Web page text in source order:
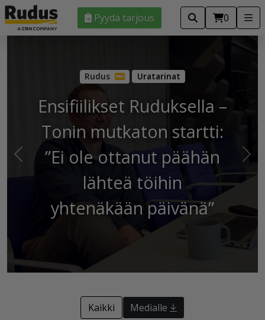
Pyydä tarjous 0
Uratarinat
Ensifiilikset Ruduksella –
Tonin mutkaton startti:
”Ei ole ottanut päähän
lähteä töihin
yhtenäkään päivänä”
Edellinen
Kaikki Medialle